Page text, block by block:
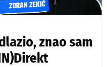
znao sam